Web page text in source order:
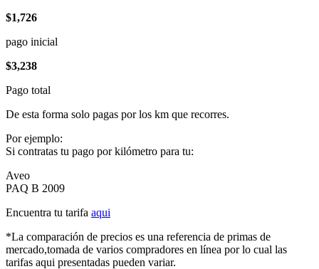
$1,726
pago inicial
$3,238
Pago total
De esta forma solo pagas por los km que recorres.
Por ejemplo:
Si contratas tu pago por kilómetro para tu:
Aveo
PAQ B 2009
Encuentra tu tarifa aqui
*La comparación de precios es una referencia de primas de
mercado,tomada de varios compradores en línea por lo cual las
tarifas aqui presentadas pueden variar.